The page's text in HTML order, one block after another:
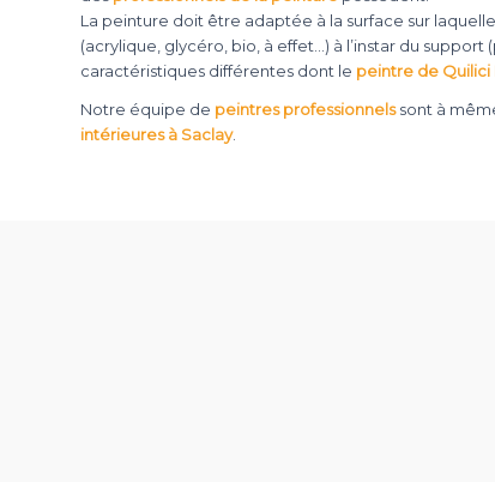
La peinture doit être adaptée à la surface sur
(acrylique, glycéro, bio, à effet…) à l’instar du
caractéristiques différentes dont le peintre de Quilici
Notre équipe de peintres professionnelssont à
intérieures à Saclay.